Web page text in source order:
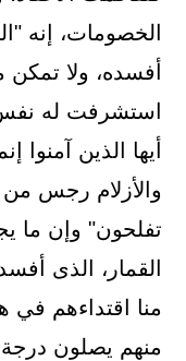
الخصومات، إنه
أفسده، ولا تمكن
استشرفت له نفس
أيها الذين آمنوا
والأزلام رجس من
تفلحون" وإن ما
القمار، الذى
منا اقتداءهم في
منهم يصلون